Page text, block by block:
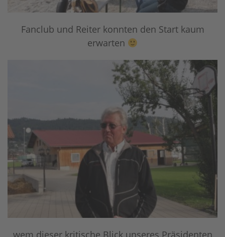
Fanclub und Reiter konnten den Start kaum
erwarten
wem dieser kritische Blick unseres Präsidenten